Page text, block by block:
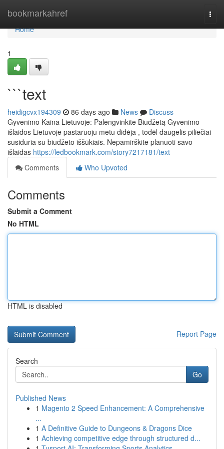
bookmarkahref
Home
Home
1
```text
heidigcvx194309 86 days ago News
Discuss
Gyvenimo Kaina Lietuvoje: Palengvinkite Biudžetą Gyvenimo
išlaidos Lietuvoje pastaruoju metu didėja , todėl daugelis piliečiai
susiduria su biudžeto iššūkiais. Nepamirškite planuoti savo
išlaidas https://ledbookmark.com/story7217181/text
Comments
Who Upvoted
Comments
Submit a Comment
No HTML
HTML is disabled
Report Page
Search
Go
Published News
1 Magento 2 Speed Enhancement: A Comprehensive
...
1 A Definitive Guide to Dungeons & Dragons Dice
1 Achieving competitive edge through structured d...